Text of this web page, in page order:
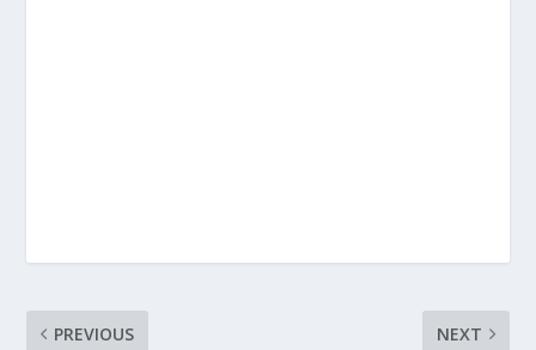
PREVIOUS NEXT